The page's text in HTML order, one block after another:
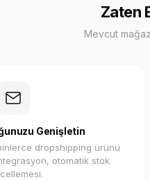
Zaten
Mevcut
Genişletin
dropshipping ürünü
otomatik stok